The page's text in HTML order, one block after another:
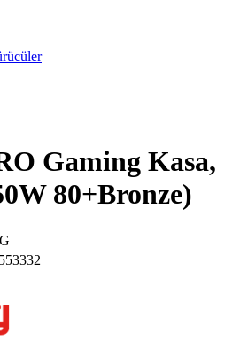
Gaming Kasa,
80+Bronze)